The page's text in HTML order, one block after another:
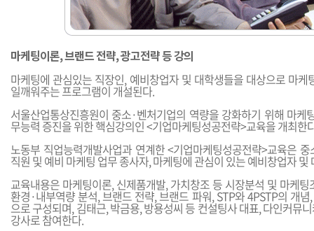
마케팅이론, 브랜드 전략, 광고전략 등 강의
마케팅에 관심있는 직장인, 예비창업자 및 대학생들을 대상으로 마케
일깨워주는 프로그램이 개설된다.
서울산업통상진흥원이 중소·벤처기업의 역량을 강화하기 위해 마케
무능력 증진을 위한 핵심강의인 <기업마케팅성공전략>교육을 개최한
노동부 직업능력개발사업과 연계한 <기업마케팅성공전략>교육은
직원 및 예비 마케팅 업무 종사자, 마케팅에 관심이 있는 예비창업자 및
교육내용은 마케팅이론, 신제품개발, 가치창조 등 시장분석 및 마케
환경·내부역량 분석, 브랜드 전략, 브랜드 파워, STP와 4PSTP의 개
으로 구성되며, 김태근, 박금용, 방용성씨 등 컨설팅사 대표, 다인커뮤
강사로 참여한다.